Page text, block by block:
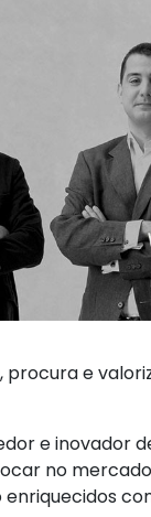
procura e
e inovador
no
enriquecidos